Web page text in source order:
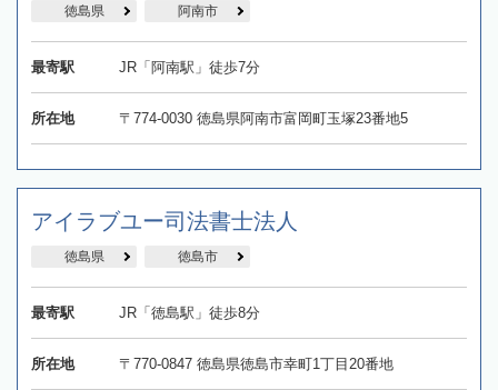
徳島県 阿南市
最寄駅 JR「阿南駅」徒歩7分
所在地 〒774-0030 徳島県阿南市富岡町玉塚23番地5
アイラブユー司法書士法人
徳島県 徳島市
最寄駅 JR「徳島駅」徒歩8分
所在地 〒770-0847 徳島県徳島市幸町1丁目20番地